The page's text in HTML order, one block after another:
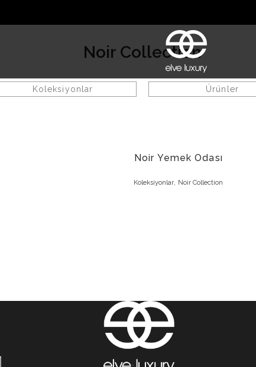
Noir Collection
Koleksiyonlar Ürünler
Noir Yemek Odası
Koleksiyonlar, Noir Collection